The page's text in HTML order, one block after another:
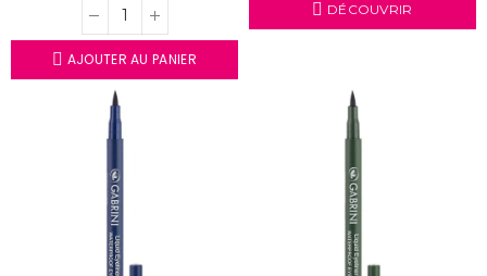
AJOUTER AU PANIER
DÉCOUVRIR